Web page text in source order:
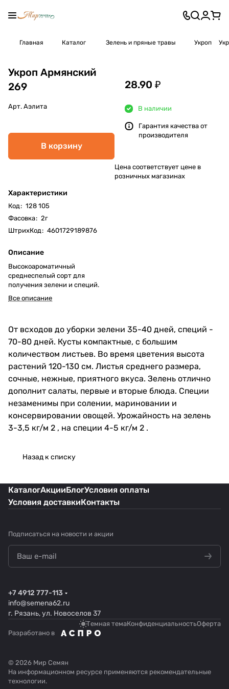
Главная Каталог Зелень и пряные травы Укроп
Укроп Армянский
269
Арт. Аэлита
В корзину
Характеристики
Код: 128 105
Фасовка: 2г
ШтрихКод: 4601729189876
Описание
Высокоароматичный
среднеспелый сорт для
получения зелени и специй.
Все описание
28.90 ₽
В наличии
Гарантия качества от
производителя
Цена соответствует цене в
розничных магазинах
От всходов до уборки зелени 35-40 дней, специй -
70-80 дней. Кусты компактные, с большим
количеством листьев. Во время цветения высота
растений 120-130 см. Листья среднего размера,
сочные, нежные, приятного вкуса. Зелень отлично
дополнит салаты, первые и вторые блюда. Специи
незаменимы при солении, мариновании и
консервировании овощей. Урожайность на зелень
3-3,5 кг/м 2 , на специи 4-5 кг/м 2 .
Назад к списку
КаталогАкцииБлогУсловия оплаты
Условия доставкиКонтакты
Подписаться на новости и акции
+7 4912 777-113
info@semena62.ru
г. Рязань, ул. Новоселов 37
Темная темаКонфиденциальностьОферта
Разработано в
© 2026 Мир Семян
На информационном ресурсе применяются рекомендательные
технологии.